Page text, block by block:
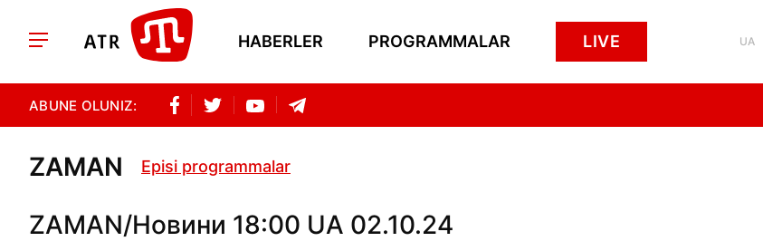
HABERLER PROGRAMMALAR LIVE UA
ABUNE OLUNIZ:
ZAMAN Episi programmalar
ZAMAN/Новини 18:00 UA 02.10.24